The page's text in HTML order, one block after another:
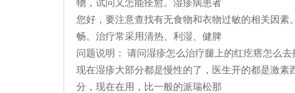
物，试问又怎能痊愈。湿疹病患者
您好，要注意查找有无食物和衣物过敏的相关因素
畅。治疗常采用清热、利湿、健脾
问题说明： 请问湿疹怎么治疗腿上的红疙瘩怎么
现在湿疹大部分都是慢性的了，医生开的都是激素
分，现在在用，比一般的派瑞松那